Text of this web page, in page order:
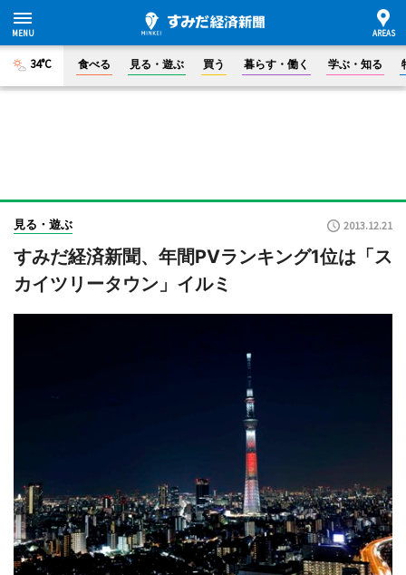
34°C 食べる 見る・遊ぶ 買う 暮らす・働く 学ぶ・知る
見る・遊ぶ 2013.12.21
すみだ経済新聞、年間PVランキング1位は「ス
カイツリータウン」イルミ